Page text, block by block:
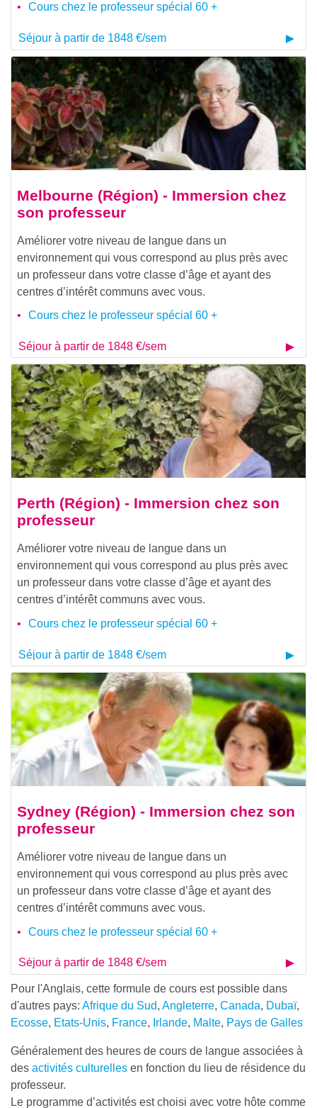
Cours chez le professeur spécial 60 +
Séjour à partir de 1848 €/sem
Melbourne (Région) - Immersion chez
son professeur
Améliorer votre niveau de langue dans un
environnement qui vous correspond au plus près avec
un professeur dans votre classe d’âge et ayant des
centres d’intérêt communs avec vous.
Cours chez le professeur spécial 60 +
Séjour à partir de 1848 €/sem
Perth (Région) - Immersion chez son
professeur
Améliorer votre niveau de langue dans un
environnement qui vous correspond au plus près avec
un professeur dans votre classe d’âge et ayant des
centres d’intérêt communs avec vous.
Cours chez le professeur spécial 60 +
Séjour à partir de 1848 €/sem
Sydney (Région) - Immersion chez son
professeur
Améliorer votre niveau de langue dans un
environnement qui vous correspond au plus près avec
un professeur dans votre classe d’âge et ayant des
centres d’intérêt communs avec vous.
Cours chez le professeur spécial 60 +
Séjour à partir de 1848 €/sem
Pour l'Anglais, cette formule de cours est possible dans
d'autres pays: Afrique du Sud, Angleterre, Canada, Dubaï,
Ecosse, Etats-Unis, France, Irlande, Malte, Pays de Galles
Généralement des heures de cours de langue associées à
des activités culturelles en fonction du lieu de résidence du
professeur.
Le programme d’activités est choisi avec votre hôte comme